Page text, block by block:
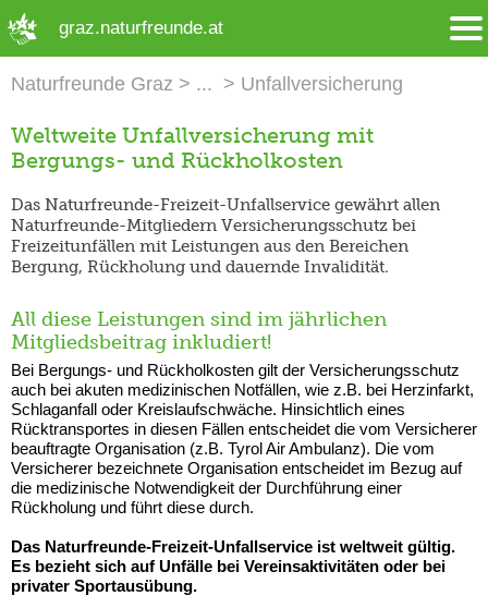
graz.naturfreunde.at
Naturfreunde Graz Unfallversicherung
Weltweite Unfallversicherung mit
Bergungs- und Rückholkosten
Das Naturfreunde-Freizeit-Unfallservice gewährt allen
Naturfreunde-Mitgliedern Versicherungsschutz bei
Freizeitunfällen mit Leistungen aus den Bereichen
Bergung, Rückholung und dauernde Invalidität.
All diese Leistungen sind im jährlichen
Mitgliedsbeitrag inkludiert!
Bei Bergungs- und Rückholkosten gilt der Versicherungsschutz
auch bei akuten medizinischen Notfällen, wie z.B. bei Herzinfarkt,
Schlaganfall oder Kreislaufschwäche. Hinsichtlich eines
Rücktransportes in diesen Fällen entscheidet die vom Versicherer
beauftragte Organisation (z.B. Tyrol Air Ambulanz). Die vom
Versicherer bezeichnete Organisation entscheidet im Bezug auf
die medizinische Notwendigkeit der Durchführung einer
Rückholung und führt diese durch.
Das Naturfreunde-Freizeit-Unfallservice ist weltweit gültig.
Es bezieht sich auf Unfälle bei Vereinsaktivitäten oder bei
privater Sportausübung.